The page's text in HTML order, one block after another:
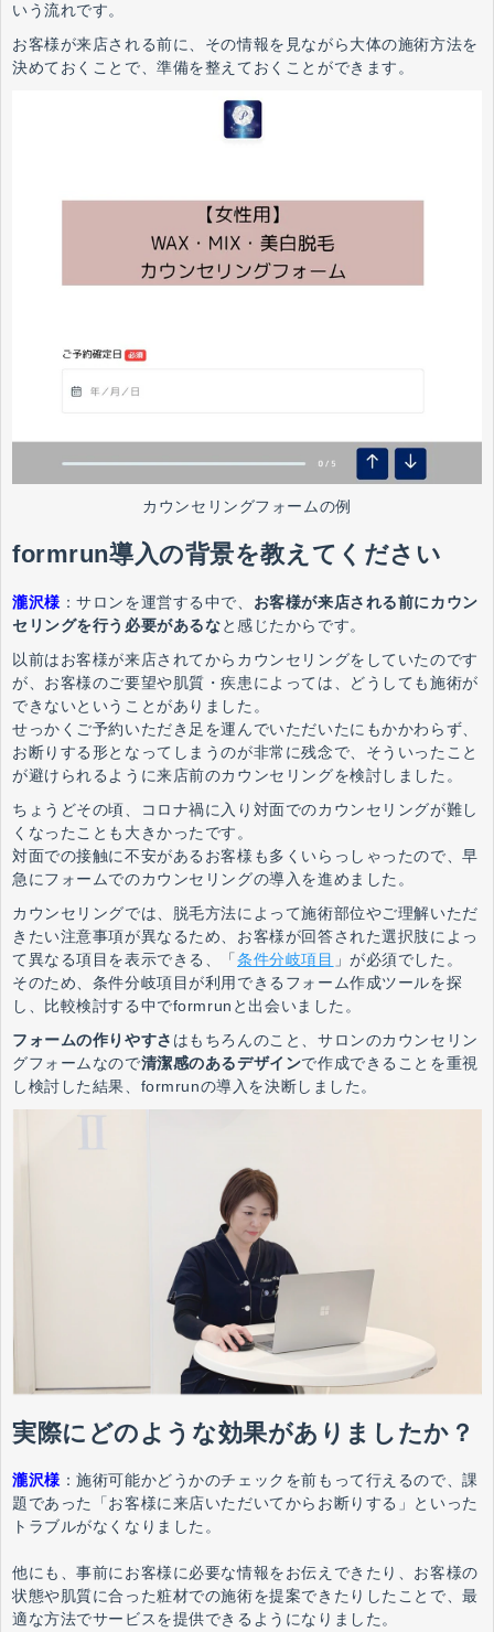
いう流れです。
お客様が来店される前に、その情報を見ながら大体の施術方法を
決めておくことで、準備を整えておくことができます。
カウンセリングフォームの例
formrun導入の背景を教えてください
瀧沢様 ：サロンを運営する中で、 お客様が来店される前にカウン
セリングを行う必要があるなと感じたからです。
以前はお客様が来店されてからカウンセリングをしていたのです
が、お客様のご要望や肌質・疾患によっては、どうしても施術が
できないということがありました。
せっかくご予約いただき足を運んでいただいたにもかかわらず、
お断りする形となってしまうのが非常に残念で、そういったこと
が避けられるように来店前のカウンセリングを検討しました。
ちょうどその頃、コロナ禍に入り対面でのカウンセリングが難し
くなったことも大きかったです。
対面での接触に不安があるお客様も多くいらっしゃったので、早
急にフォームでのカウンセリングの導入を進めました。
カウンセリングでは、脱毛方法によって施術部位やご理解いただ
きたい注意事項が異なるため、お客様が回答された選択肢によっ
て異なる項目を表示できる、「条件分岐項目 」が必須でした。
そのため、条件分岐項目が利用できるフォーム作成ツールを探
し、比較検討する中でformrunと出会いました。
フォームの作りやすさ はもちろんのこと、サロンのカウンセリン
グフォームなので清潔感のあるデザインで作成できることを重視
し検討した結果、formrunの導入を決断しました。
実際にどのような効果がありましたか？
瀧沢様 ：施術可能かどうかのチェックを前もって行えるので、課
題であった「お客様に来店いただいてからお断りする」といった
トラブルがなくなりました。
他にも、事前にお客様に必要な情報をお伝えできたり、お客様の
状態や肌質に合った粧材での施術を提案できたりしたことで、最
適な方法でサービスを提供できるようになりました。